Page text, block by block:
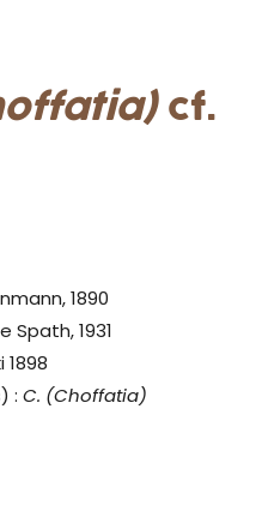
cf.
1890
Spath, 1931
1898
:C. (Choffatia)